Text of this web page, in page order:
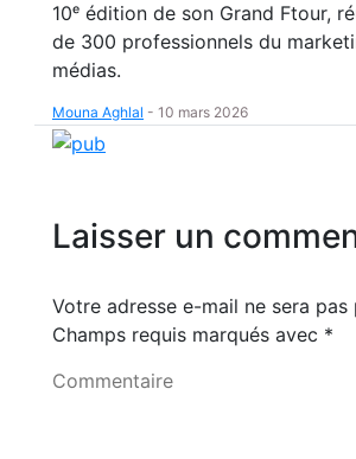
10ᵉ édition de son Grand Ftour,
de 300 professionnels du
médias.
Mouna Aghlal - 10 mars 2026
Laisser un
Votre adresse e-mail ne sera pas
Champs requis marqués avec *
Commentaire